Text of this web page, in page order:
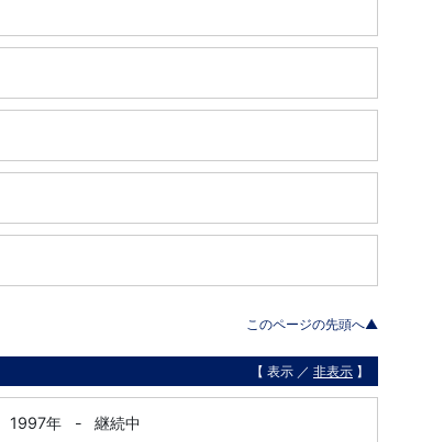
このページの先頭へ▲
【 表示 ／ 非表示 】
1997年 -
継続中